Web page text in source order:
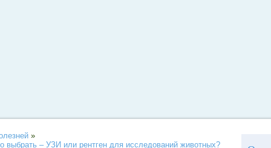
»
выбрать – УЗИ или рентген для исследований животных?